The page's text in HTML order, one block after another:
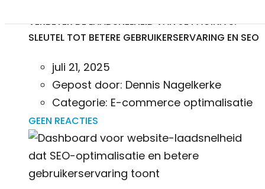
VERBETER DE LAADSNELHEID VAN JE PAGINA’S:
SLEUTEL TOT BETERE GEBRUIKERSERVARING EN SEO
juli 21, 2025
Gepost door: Dennis Nagelkerke
Categorie: E-commerce optimalisatie
GEEN REACTIES